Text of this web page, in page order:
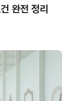
완전 정리